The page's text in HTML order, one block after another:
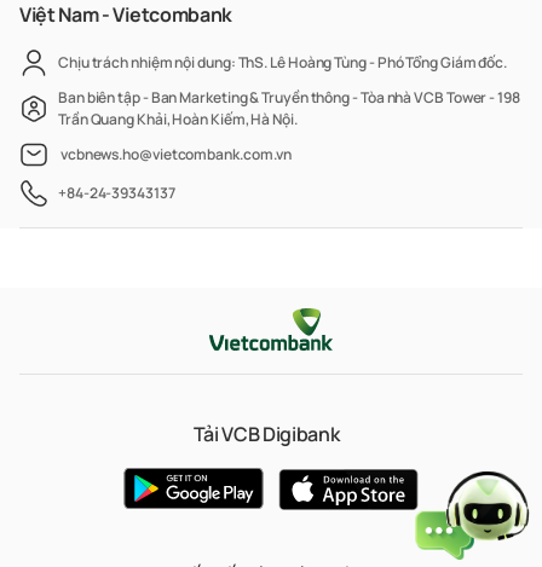
Việt Nam - Vietcombank
Chịu trách nhiệm nội dung: ThS. Lê Hoàng Tùng - Phó Tổng Giám đốc.
Ban biên tập - Ban Marketing & Truyền thông - Tòa nhà VCB Tower - 198
Trần Quang Khải, Hoàn Kiếm, Hà Nội.
vcbnews.ho@vietcombank.com.vn
+84-24-39343137
Tải VCB Digibank